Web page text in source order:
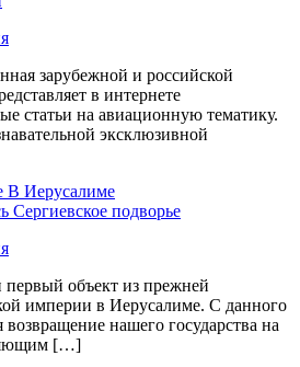
зарубежной и российской
в интернете
статьи на авиационную тематику.
эксклюзивной
Сергиевское подворье
первый объект из прежней
империи в Иерусалиме. С данного
нашего государства на
[…]